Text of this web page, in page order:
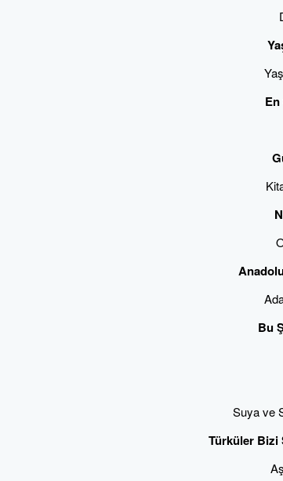
Bu
Suya ve
Türküler Bizi